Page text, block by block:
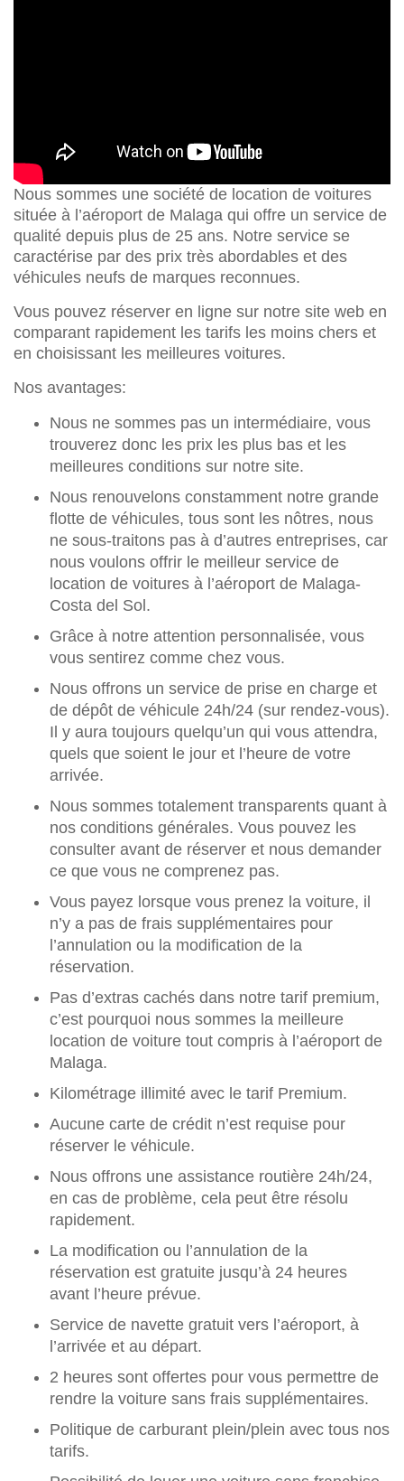
Nous sommes une société de location de voitures
située à l’aéroport de Malaga qui offre un service de
qualité depuis plus de 25 ans. Notre service se
caractérise par des prix très abordables et des
véhicules neufs de marques reconnues.
Vous pouvez réserver en ligne sur notre site web en
comparant rapidement les tarifs les moins chers et
en choisissant les meilleures voitures.
Nos avantages:
Nous ne sommes pas un intermédiaire, vous
trouverez donc les prix les plus bas et les
meilleures conditions sur notre site.
Nous renouvelons constamment notre grande
flotte de véhicules, tous sont les nôtres, nous
ne sous-traitons pas à d’autres entreprises, car
nous voulons offrir le meilleur service de
location de voitures à l’aéroport de Malaga-
Costa del Sol.
Grâce à notre attention personnalisée, vous
vous sentirez comme chez vous.
Nous offrons un service de prise en charge et
de dépôt de véhicule 24h/24 (sur rendez-vous).
Il y aura toujours quelqu’un qui vous attendra,
quels que soient le jour et l’heure de votre
arrivée.
Nous sommes totalement transparents quant à
nos conditions générales. Vous pouvez les
consulter avant de réserver et nous demander
ce que vous ne comprenez pas.
Vous payez lorsque vous prenez la voiture, il
n’y a pas de frais supplémentaires pour
l’annulation ou la modification de la
réservation.
Pas d’extras cachés dans notre tarif premium,
c’est pourquoi nous sommes la meilleure
location de voiture tout compris à l’aéroport de
Malaga.
Kilométrage illimité avec le tarif Premium.
Aucune carte de crédit n’est requise pour
réserver le véhicule.
Nous offrons une assistance routière 24h/24,
en cas de problème, cela peut être résolu
rapidement.
La modification ou l’annulation de la
réservation est gratuite jusqu’à 24 heures
avant l’heure prévue.
Service de navette gratuit vers l’aéroport, à
l’arrivée et au départ.
2 heures sont offertes pour vous permettre de
rendre la voiture sans frais supplémentaires.
Politique de carburant plein/plein avec tous nos
tarifs.